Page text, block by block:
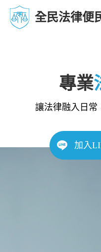
全民法律便
專業
讓法律融入日常
加入